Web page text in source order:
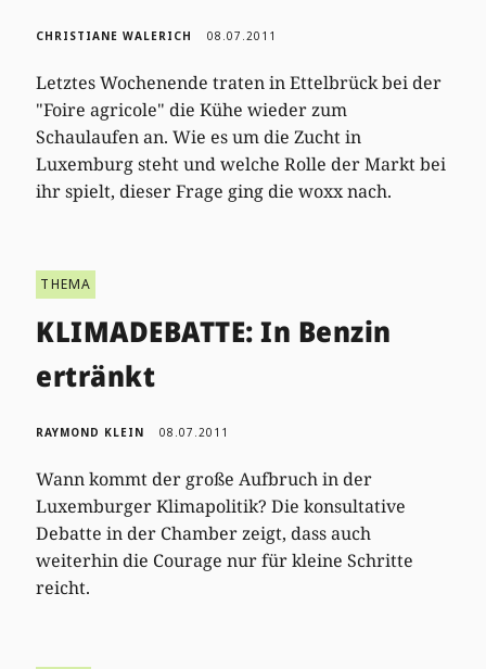
CHRISTIANE WALERICH 08.07.2011
Letztes Wochenende traten in Ettelbrück bei der
"Foire agricole" die Kühe wieder zum
Schaulaufen an. Wie es um die Zucht in
Luxemburg steht und welche Rolle der Markt bei
ihr spielt, dieser Frage ging die woxx nach.
THEMA
KLIMADEBATTE: In Benzin
ertränkt
RAYMOND KLEIN 08.07.2011
Wann kommt der große Aufbruch in der
Luxemburger Klimapolitik? Die konsultative
Debatte in der Chamber zeigt, dass auch
weiterhin die Courage nur für kleine Schritte
reicht.